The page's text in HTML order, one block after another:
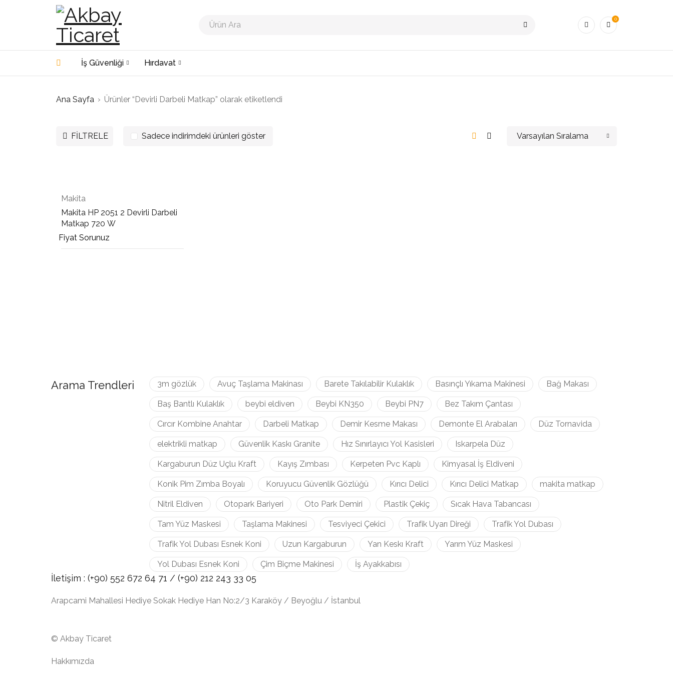
0
İş Güvenliği Hırdavat
Ana Sayfa › Ürünler “Devirli Darbeli Matkap” olarak etiketlendi
FILTRELE Varsayılan Sıralama
Sadece indirimdeki ürünleri göster
Makita
Makita HP 2051 2 Devirli Darbeli
Matkap 720 W
Fiyat Sorunuz
Arama Trendleri 3m gözlük Avuç Taşlama Makinası Barete Takılabilir Kulaklık Basınçlı Yıkama Makinesi Bağ Makası
Baş Bantlı Kulaklık beybi eldiven Beybi KN350 Beybi PN7 Bez Takım Çantası
Cırcır Kombine Anahtar Darbeli Matkap Demir Kesme Makası Demonte El Arabaları Düz Tornavida
elektrikli matkap Güvenlik Kaskı Granite Hız Sınırlayıcı Yol Kasisleri Iskarpela Düz
Kargaburun Düz Uçlu Kraft Kayış Zımbası Kerpeten Pvc Kaplı Kimyasal İş Eldiveni
Konik Pim Zımba Boyalı Koruyucu Güvenlik Gözlüğü Kırıcı Delici Kırıcı Delici Matkap makita matkap
Nitril Eldiven Otopark Bariyeri Oto Park Demiri Plastik Çekiç Sıcak Hava Tabancası
Tam Yüz Maskesi Taşlama Makinesi Tesviyeci Çekici Trafik Uyarı Direği Trafik Yol Dubası
Trafik Yol Dubası Esnek Koni Uzun Kargaburun Yan Keskı Kraft Yarım Yüz Maskesi
Yol Dubası Esnek Koni Çim Biçme Makinesi İş Ayakkabısı
İletişim : (+90) 552 672 64 71 / (+90) 212 243 33 05
Arapcami Mahallesi Hediye Sokak Hediye Han No:2/3 Karaköy / Beyoğlu / İstanbul
© Akbay Ticaret
Hakkımızda